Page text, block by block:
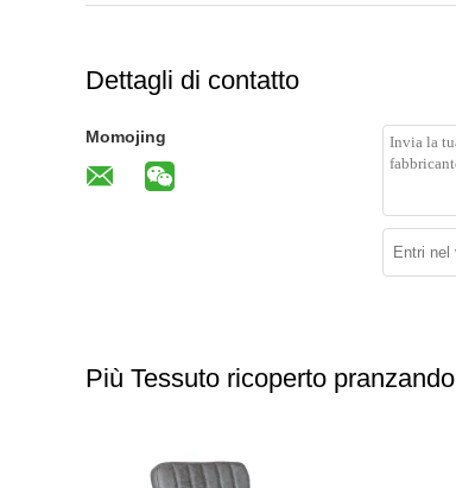
Dettagli di contatto
Momojing
Più Tessuto ricoperto